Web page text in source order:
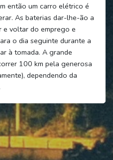
então um carro elétrico é
As baterias dar-lhe-ão a
e voltar do emprego e
o dia seguinte durante a
à tomada. A grande
100 km pela generosa
dependendo da